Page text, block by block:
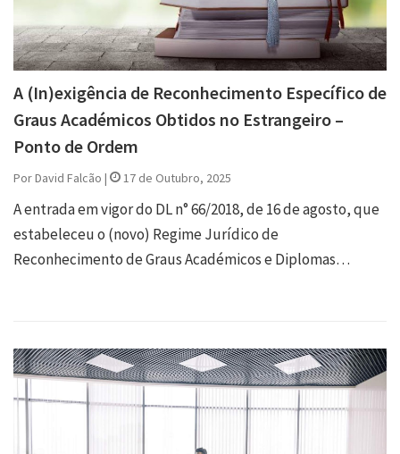
A (In)exigência de Reconhecimento Específico de
Graus Académicos Obtidos no Estrangeiro –
Ponto de Ordem
Por David Falcão | 17 de Outubro, 2025
A entrada em vigor do DL n° 66/2018, de 16 de agosto, que
estabeleceu o (novo) Regime Jurídico de
Reconhecimento de Graus Académicos e Diplomas…